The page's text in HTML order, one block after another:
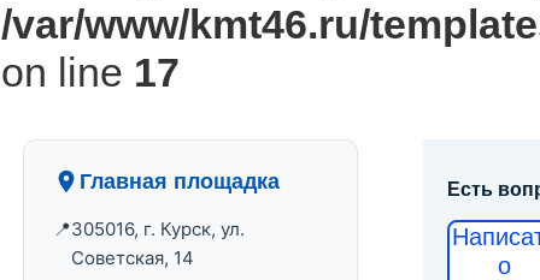
/var/www/kmt46.ru/
on line 17
Главная площадка
305016, г. Курск, ул.
Советская, 14
Есть
о